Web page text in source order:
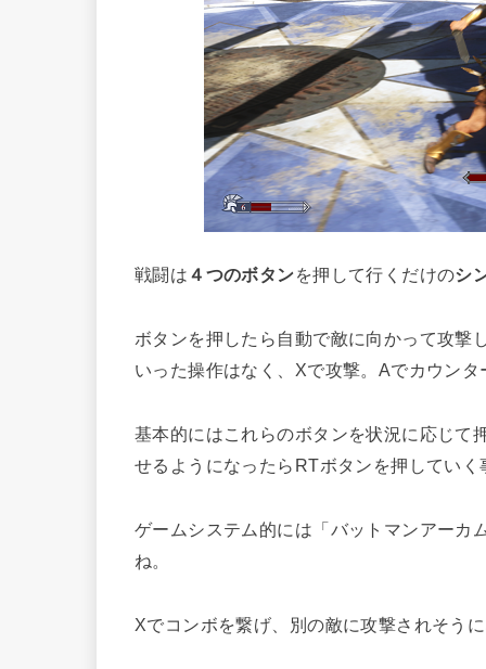
戦闘は ４つのボタンを押して行くだけのシ
ボタンを押したら自動で敵に向かって攻撃
いった操作はなく、Xで攻撃。Aでカウン
基本的にはこれらのボタンを状況に応じて
せるようになったらRTボタンを押していく
ゲームシステム的には「バットマンアーカ
ね。
Xでコンボを繋げ、別の敵に攻撃されそう